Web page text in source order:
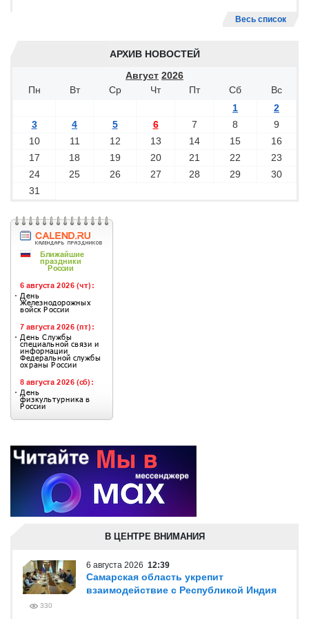
Весь список
АРХИВ НОВОСТЕЙ
Август 2026
Пн
Вт Ср Чт Пт Сб
Вс
1
2
3
4 5 6 7 8
9
10
11 12 13 14 15
16
17
18 19 20 21 22
23
24
25 26 27 28 29
30
31
В ЦЕНТРЕ ВНИМАНИЯ
6 августа 2026 12:39
Самарская область укрепит
взаимодействие с Республикой Индия
330